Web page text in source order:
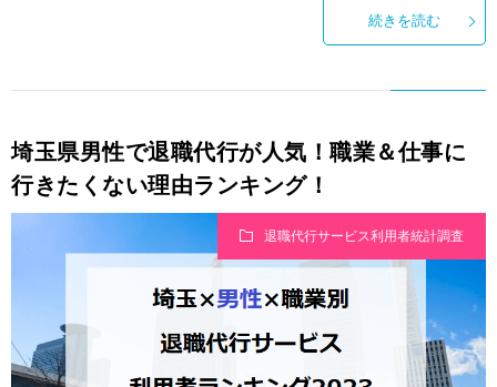
続きを読む
埼玉県男性で退職代行が人気！職業＆仕事に
行きたくない理由ランキング！
退職代行サービス利用者統計調査